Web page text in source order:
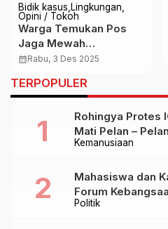
Bidik kasus Lingkungan
Opini / Tokoh
Warga Temukan Pos
Jaga Mewah
Normalisasi Tukad
Kontrol Keluar Masuk
calendar_monthRabu, 3 Des 2025
TERPOPULER
Kemanusiaan
Rohingya Protes
Mati Pelan –
Politik
Mahasiswa dan
Forum